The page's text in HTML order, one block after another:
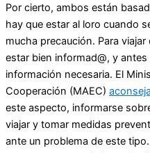
Por cierto, ambos están
hay que estar al loro cuando
mucha precaución. Para
estar bien informad@, y
información necesaria. El
Cooperación (MAEC)
este aspecto, informarse
viajar y tomar medidas
ante un problema de este